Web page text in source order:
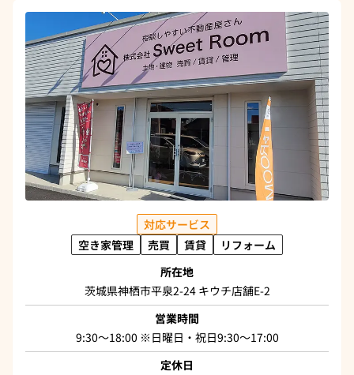
対応サービス
空き家管理
売買 賃貸
リフォーム
所在地
茨城県神栖市平泉2-24 キウチ店舗E-2
営業時間
9:30～18:00 ※日曜日・祝日9:30～17:00
定休日